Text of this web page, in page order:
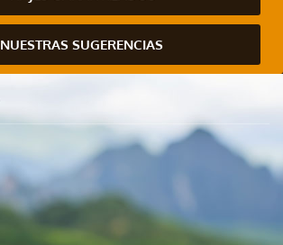
NUESTRAS SUGERENCIAS